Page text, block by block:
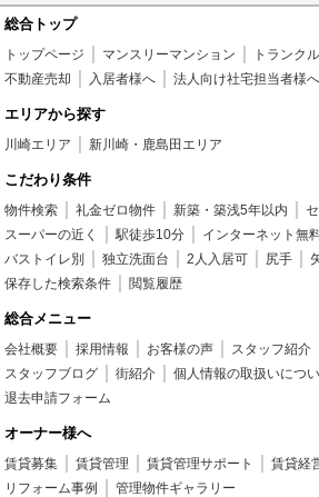
総合トップ
トップページ マンスリーマンション トランク
不動産売却
入居者様へ 法人向け社宅担当者様へ
エリアから探す
川崎エリア 新川崎・鹿島田エリア
こだわり条件
物件検索 礼金ゼロ物件 新築・築浅5年以内
スーパーの近く
駅徒歩10分 インターネット無
バストイレ別
独立洗面台 2人入居可 尻手
保存した検索条件
閲覧履歴
総合メニュー
会社概要 採用情報 お客様の声 スタッフ紹介
スタッフブログ
街紹介 個人情報の取扱いにつ
退去申請フォーム
オーナー様へ
賃貸募集 賃貸管理 賃貸管理サポート 賃貸経
リフォーム事例
管理物件ギャラリー